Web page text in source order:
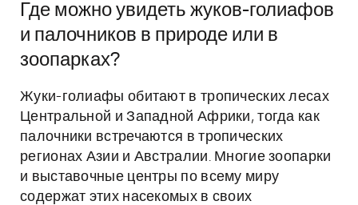
Где можно увидеть жуков-голиафов
и палочников в природе или в
зоопарках?
Жуки-голиафы обитают в тропических лесах
Центральной и Западной Африки, тогда как
палочники встречаются в тропических
регионах Азии и Австралии. Многие зоопарки
и выставочные центры по всему миру
содержат этих насекомых в своих